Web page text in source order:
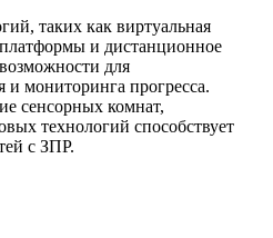
таких как виртуальная
и дистанционное
для
и мониторинга прогресса.
сенсорных комнат,
технологий способствует
с ЗПР.